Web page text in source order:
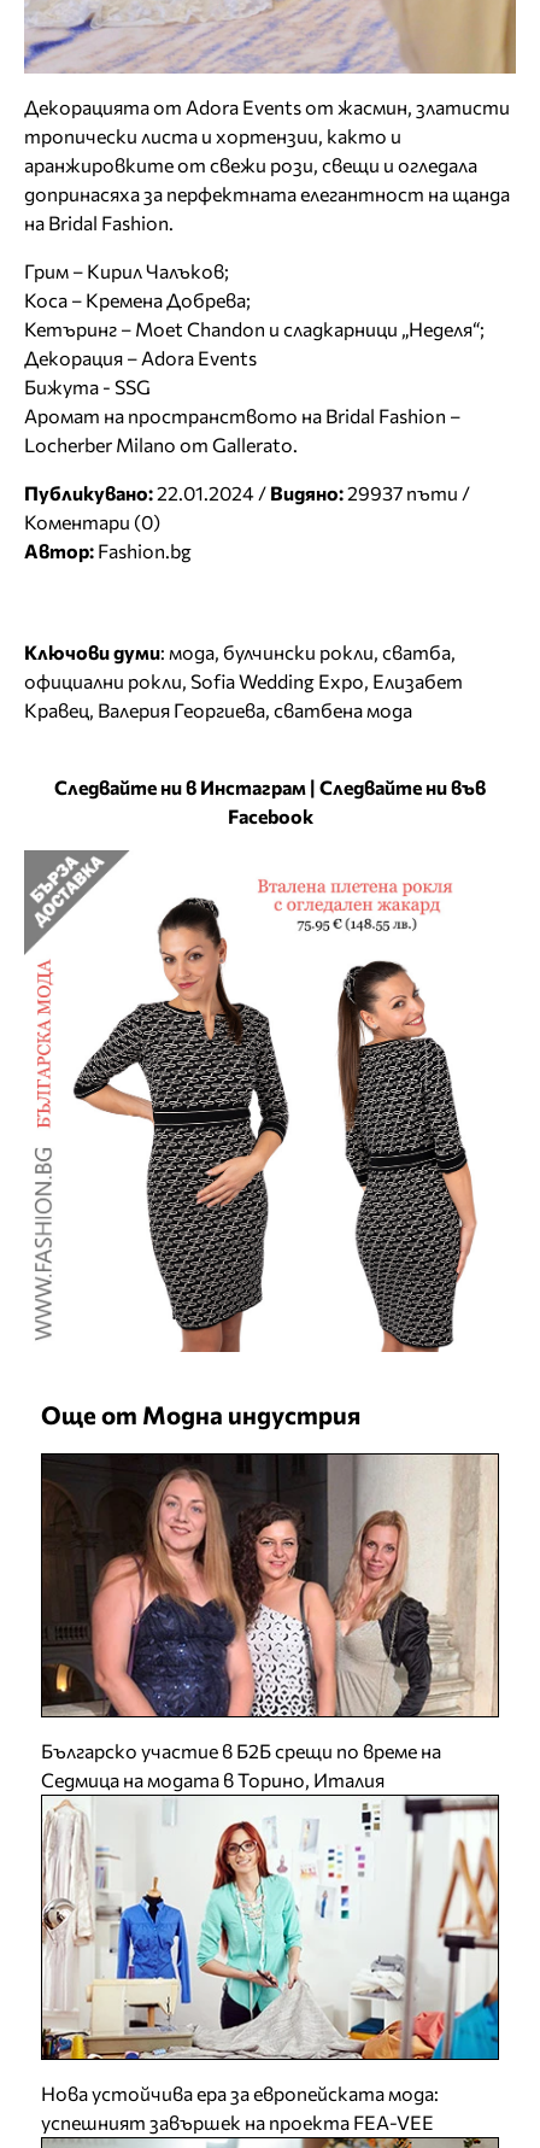
Декорацията от Adora Events от жасмин, златисти
тропически листа и хортензии, както и
аранжировките от свежи рози, свещи и огледала
допринасяха за перфектната елегантност на щанда
на Bridal Fashion.
Грим – Кирил Чалъков;
Коса – Кремена Добрева;
Кетъринг – Moet Chandon и сладкарници „Неделя“;
Декорация – Adora Events
Бижута - SSG
Аромат на пространството на Bridal Fashion –
Locherber Milano от Gallerato.
Публикувано:22.01.2024 / Видяно:29937 пъти /
Коментари (0)
Автор: Fashion.bg
Ключови думи: мода булчински рокли сватба
официални рокли Sofia Wedding Expo Елизабет
Кравец Валерия Георгиева сватбена мода
Следвайте ни в Инстаграм | Следвайте ни във
Facebook
Още от Модна индустрия
Българско участие в Б2Б срещи по време на
Седмица на модата в Торино, Италия
Нова устойчива ера за европейската мода:
успешният завършек на проекта FEA-VEE